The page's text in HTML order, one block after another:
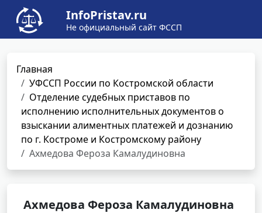
InfoPristav.ru
Не официальный сайт ФССП
Главная
УФССП России по Костромской области
Отделение судебных приставов по
исполнению исполнительных документов о
взыскании алиментных платежей и дознанию
по г. Костроме и Костромскому району
Ахмедова Фероза Камалудиновна
Ахмедова Фероза Камалудиновна